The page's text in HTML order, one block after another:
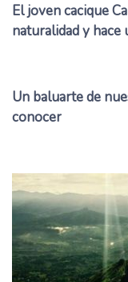
El joven cacique
naturalidad y hace
Un baluarte de
conocer